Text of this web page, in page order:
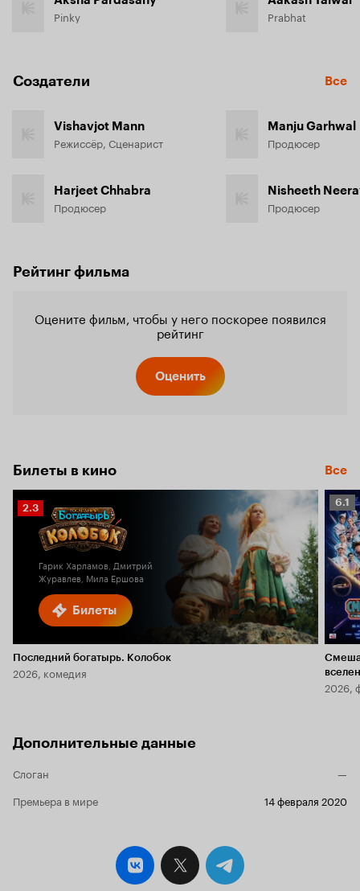
Pinky Prabhat
Создатели Все
Vishavjot Mann
Режиссёр, Сценарист
Harjeet Chhabra
Продюсер
Manju Garhwal
Продюсер
Продюсер
Рейтинг фильма
Оцените фильм, чтобы у него поскорее появился
рейтинг
Оценить
Билеты в кино Все
Билеты
Рейтинг
Кинопоиска
2.3
Гарик Харламов, Дмитрий
Журавлев, Мила Ершова
Последний богатырь. Колобок
2026, комедия
6.1
6.1
2026,
Дополнительные данные
Слоган
—
Премьера в мире
14 февраля 2020